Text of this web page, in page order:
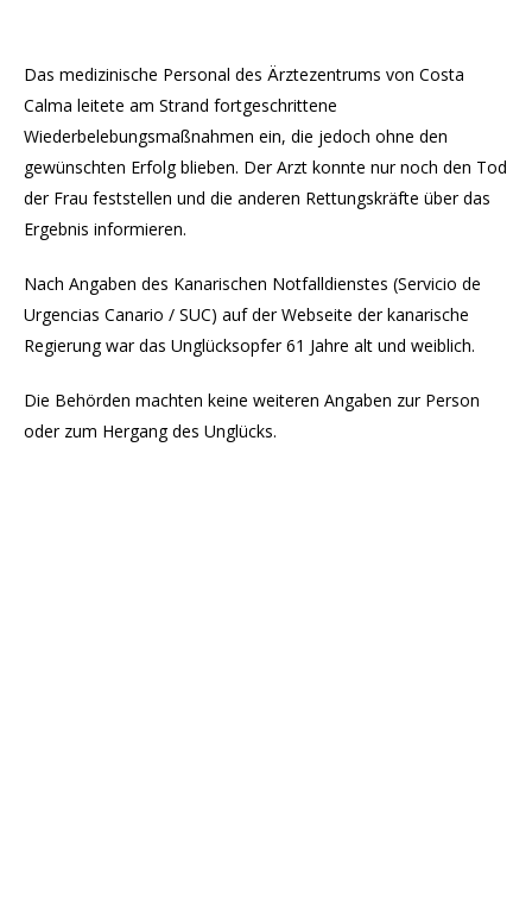
Das medizinische Personal des Ärztezentrums von Costa
Calma leitete am Strand fortgeschrittene
Wiederbelebungsmaßnahmen ein, die jedoch ohne den
gewünschten Erfolg blieben. Der Arzt konnte nur noch den Tod
der Frau feststellen und die anderen Rettungskräfte über das
Ergebnis informieren.
Nach Angaben des Kanarischen Notfalldienstes (Servicio de
Urgencias Canario / SUC) auf der Webseite der kanarische
Regierung war das Unglücksopfer 61 Jahre alt und weiblich.
Die Behörden machten keine weiteren Angaben zur Person
oder zum Hergang des Unglücks.